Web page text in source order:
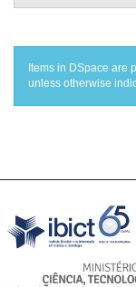
Items in DSpace are
unless otherwise